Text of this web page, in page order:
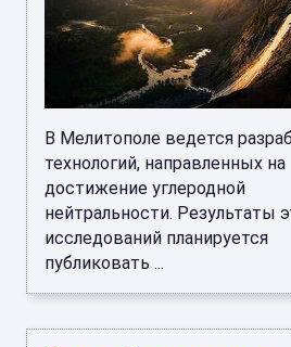
В Мелитополе ведется
технологий, направленных на
достижение углеродной
нейтральности. Результаты
исследований планируется
публиковать ...